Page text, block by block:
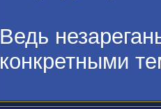
Ведь
конкретными